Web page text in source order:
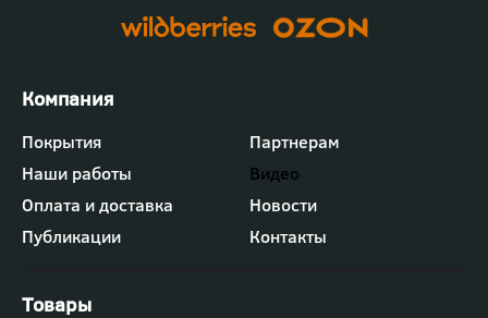
Футер
-
меню
"Компания"
Покрытия
Партнерам
Наши работы
Видео
Оплата и доставка
Новости
Публикации
Контакты